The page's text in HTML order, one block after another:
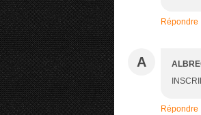
Répondre
A
Répondre